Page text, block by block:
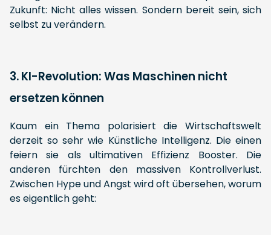
Zukunft: Nicht alles wissen. Sondern bereit sein, sich
selbst zu verändern.
3. KI-Revolution: Was Maschinen nicht
ersetzen können
Kaum ein Thema polarisiert die Wirtschaftswelt
derzeit so sehr wie Künstliche Intelligenz. Die einen
feiern sie als ultimativen Effizienz Booster. Die
anderen fürchten den massiven Kontrollverlust.
Zwischen Hype und Angst wird oft übersehen, worum
es eigentlich geht: